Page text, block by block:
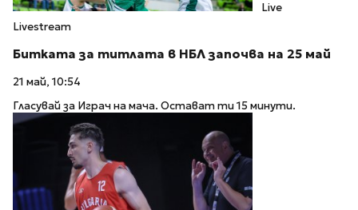
Live
Livestream
Битката за титлата в НБЛ започва на 25 май
21 май, 10:54
Гласувай за Играч на мача. Остават ти 15 минути.